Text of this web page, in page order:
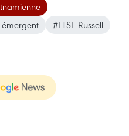
#FTSE Russell